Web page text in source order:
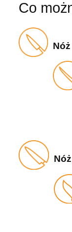
Co